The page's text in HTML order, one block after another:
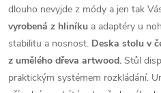
dlouho nevyjde z módy a jen tak
vyrobená z hliníku a adaptéry u
stabilitu a nosnost. Deska stolu v
z umělého dřeva artwood. Stůl
praktickým systémem rozkládání.